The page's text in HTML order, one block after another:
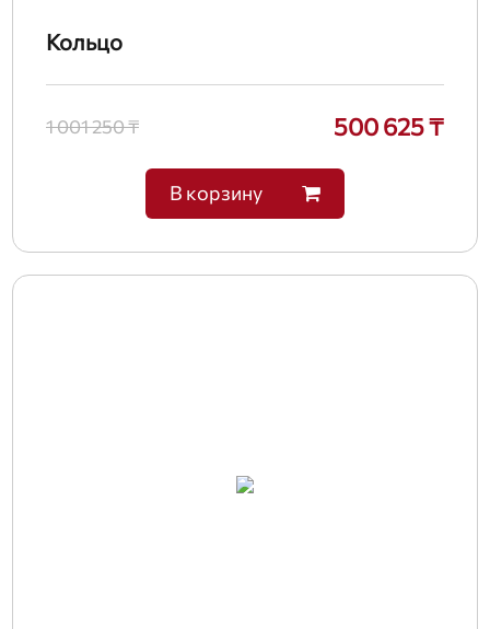
Кольцо
1 001 250 ₸ 500 625 ₸
В корзину